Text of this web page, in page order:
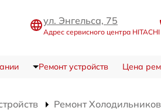
ул. Энгельса, 75
Адрес сервисного центра HITACHI
Ремонт устройств Цена
Ремонт Холодильников